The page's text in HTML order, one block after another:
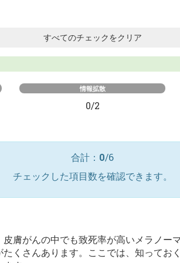
すべてのチェックをクリア
情報拡散
0/2
合計： 0/6
チェックした項目数を確認できます。
皮膚がんの中でも致死率が高いメラノー
くさんあります。ここでは、知ってお